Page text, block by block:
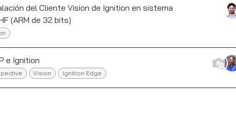
del Cliente Vision de Ignition en sistema
(ARM de 32 bits)
e Ignition
Vision Ignition Edge